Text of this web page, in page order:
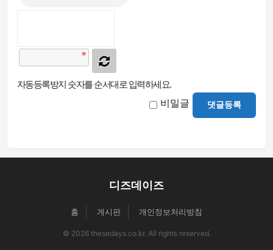
자동등록방지 숫자를 순서대로 입력하세요.
비밀글 댓글등록
디즈데이즈
홈 게시판 개인정보처리방침
© 2026 thesedays.co.kr. All rights reserved.